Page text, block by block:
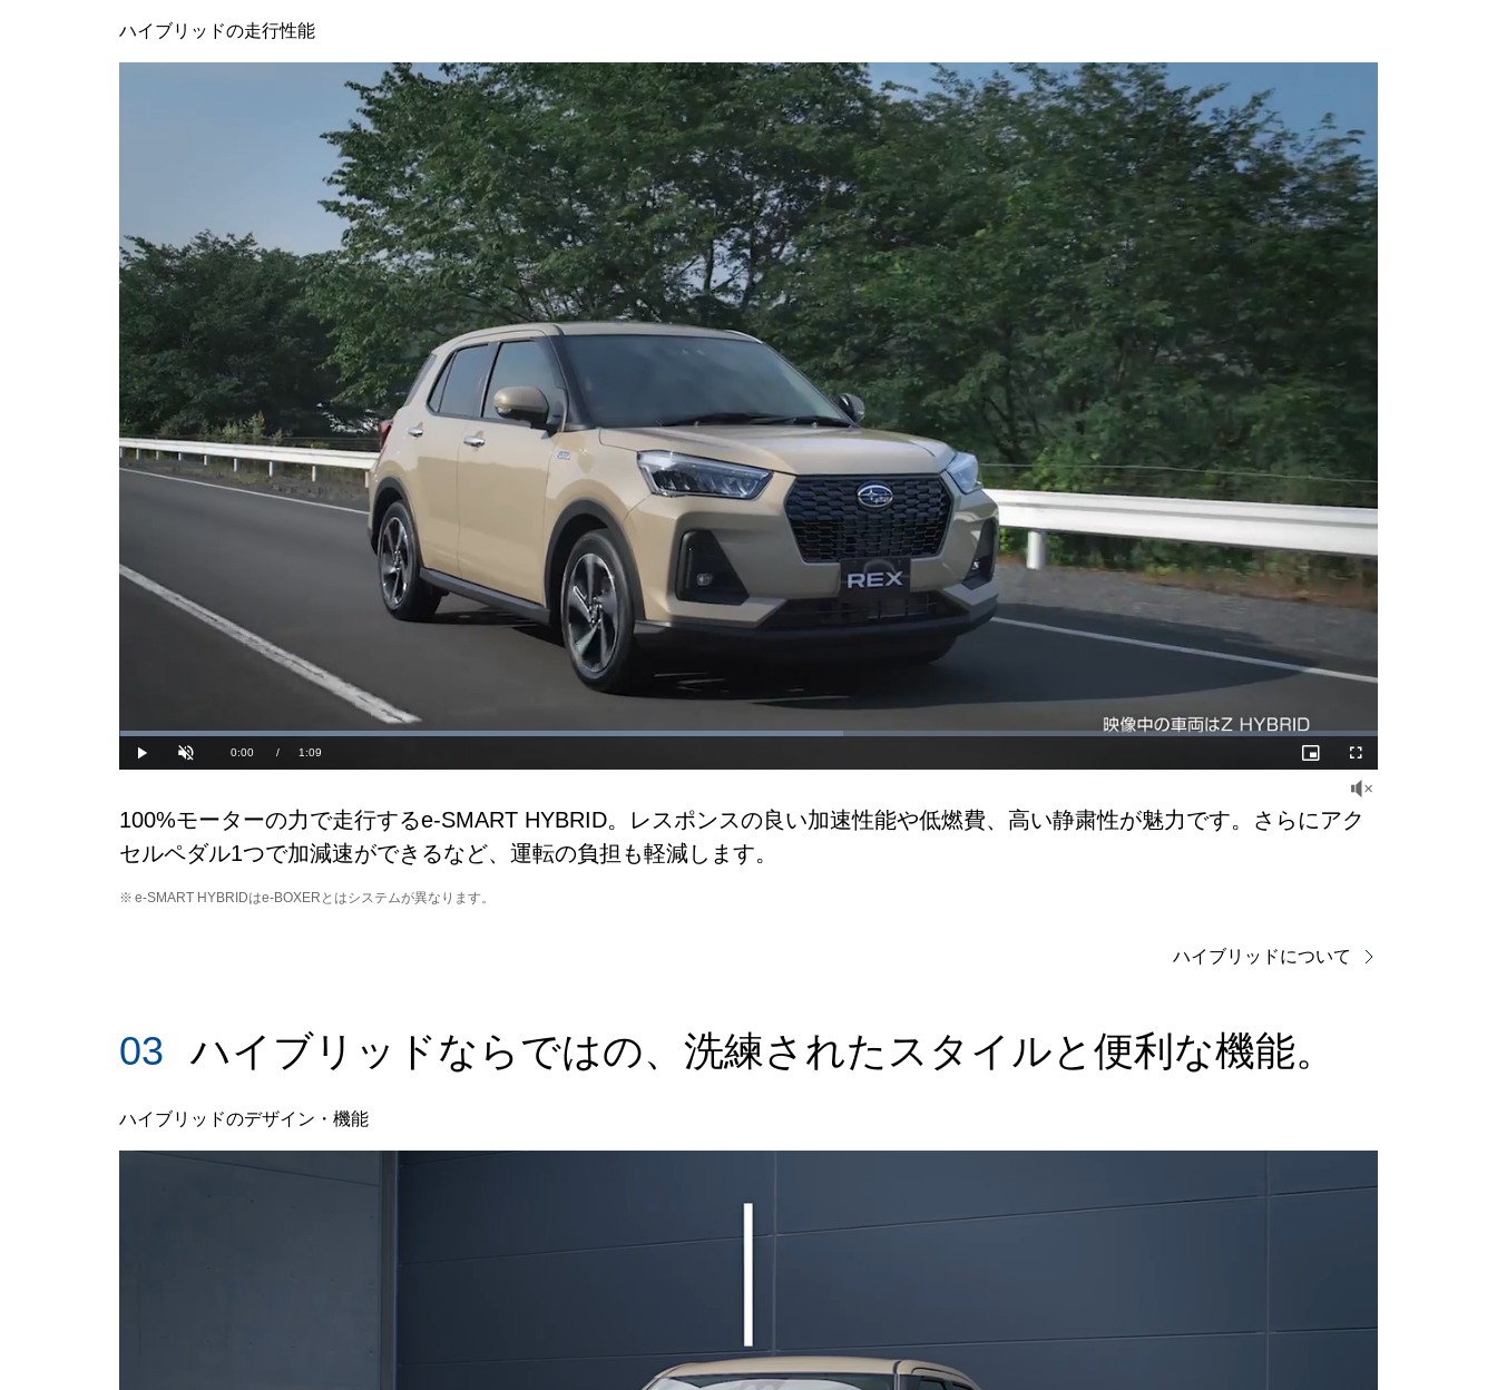
ハイブリッドの走行性能
Play Unmute Current
0:00 / Duration
1:09
Loaded:
Picture-
in-
Fullscreen
100%モーターの力で走行するe-SMART HYBRID。レスポンスの良い加速性能や低燃費、高い静粛性が魅力です。さらにアク
セルペダル1つで加減速ができるなど、運転の負担も軽減します。
※ e-SMART HYBRIDはe-BOXERとはシステムが異なります。
ハイブリッドについて
03 ハイブリッドならではの、洗練されたスタイルと便利な機能。
ハイブリッドのデザイン・機能